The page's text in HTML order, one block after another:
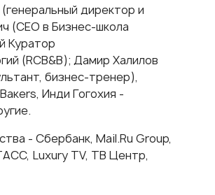
директор и
(CEO в Бизнес-школа
Куратор
(RCB&B); Дамир Халилов
бизнес-тренер),
Инди Гогохия -
- Сбербанк, Mail.Ru Group,
Luxury TV, ТВ Центр,